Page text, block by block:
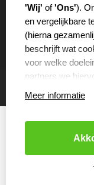
-
'Wij' of'Ons').
en vergelijkbare
(hierna
beschrijft wat
voor welke
partners we
die je bezoekt.
gebruikt om
worden
Meer informatie